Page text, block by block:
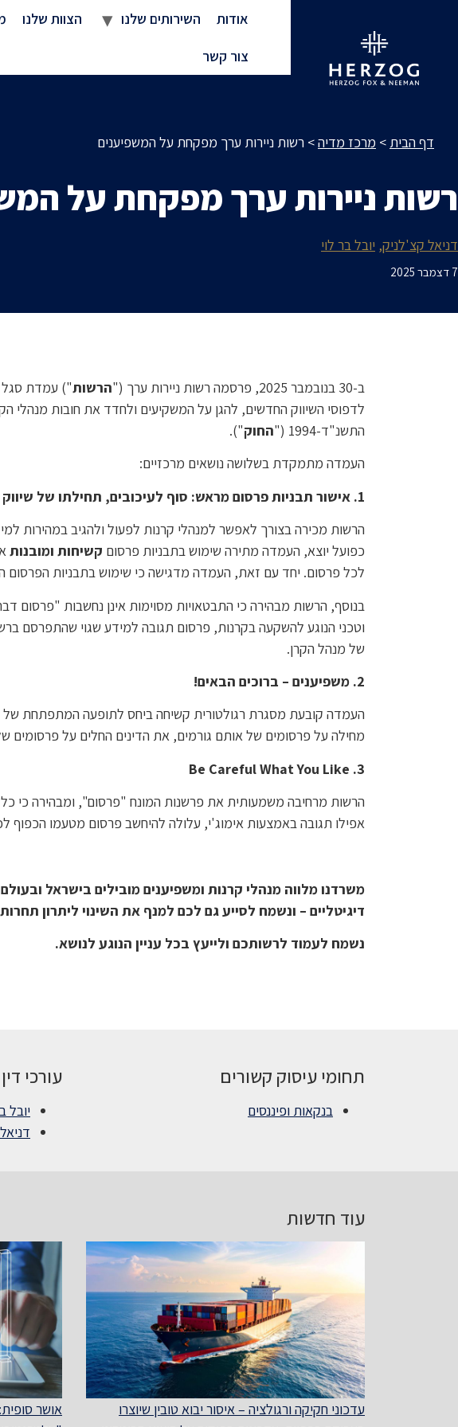
אודות השירותים שלנו הצוות שלנו
צור קשר
דף הבית > מרכז מדיה> רשות ניירות ערך מפקחת על המשפיענים
רשות ניירות ערך מפקחת על
דניאל קצ'לניק יובל בר לוי
7 דצמבר 2025
ב-30 בנובמבר 2025, פרסמה רשות ניירות ערך (" הרשות") עמדת סגל
התשנ"ד-1994 ("
החוק").
העמדה מתמקדת בשלושה נושאים מרכזיים:
1. אישור תבניות פרסום מראש: סוף לעיכובים, תחילתו של שיווק אפקטיבי
הרשות מכירה בצורך לאפשר למנהלי קרנות לפעול ולהגיב במהירות
כפועל יוצא, העמדה מתירה שימוש בתבניות פרסום קשיחות ומובנות
לכל פרסום. יחד עם זאת, העמדה מדגישה כי שימוש בתבניות הפרסום
בנוסף, הרשות מבהירה כי התבטאויות מסוימות אינן נחשבות "פרסום
וטכני הנוגע להשקעה בקרנות, פרסום תגובה למידע שגוי שהתפרסם
של מנהל הקרן.
2. משפיענים – ברוכים הבאים!
העמדה קובעת מסגרת רגולטורית קשיחה ביחס לתופעה המתפתחת של
מחילה על פרסומים של אותם גורמים, את הדינים החלים על פרסומים
3. Be Careful What You Like
אפילו תגובה באמצעות אימוג'י, עלולה להיחשב פרסום מטעמו הכפוף
משרדנו מלווה מנהלי קרנות ומשפיענים מובילים בישראל
דיגיטליים – ונשמח לסייע גם לכם למנף את השינוי ליתרון
נשמח לעמוד לרשותכם ולייעץ בכל עניין הנוגע לנושא.
תחומי עיסוק קשורים
בנקאות ופיננסים
עורכי
יובל
עוד חדשות
עדכוני חקיקה ורגולציה – איסור יבוא טובין שיוצרו
אושר